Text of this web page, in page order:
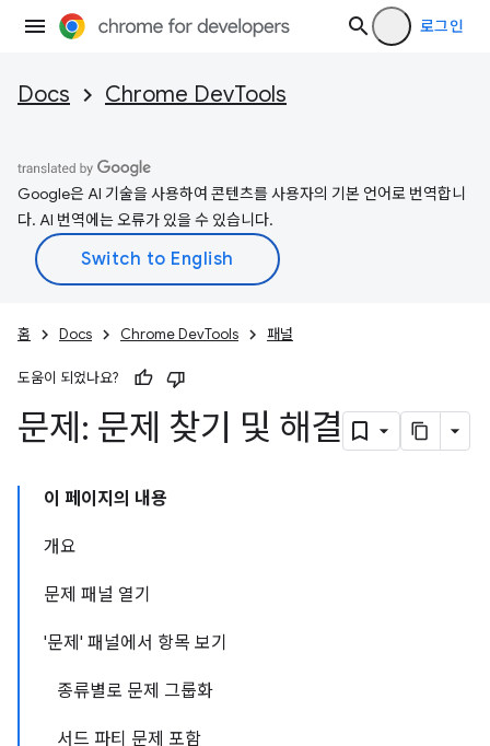
로그인
Docs Chrome DevTools
Google은 AI 기술을 사용하여 콘텐츠를 사용자의 기본 언어로 번역합니
다. AI 번역에는 오류가 있을 수 있습니다.
홈 Docs Chrome DevTools 패널
도움이 되었나요?
문제: 문제 찾기 및 해결
이 페이지의 내용
개요
문제 패널 열기
'문제' 패널에서 항목 보기
종류별로 문제 그룹화
서드 파티 문제 포함